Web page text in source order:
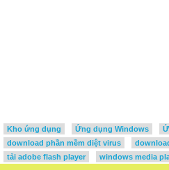
Kho ứng dụng Ứng dụng Windows
download phần mềm diệt virus
tải adobe flash player
windows media